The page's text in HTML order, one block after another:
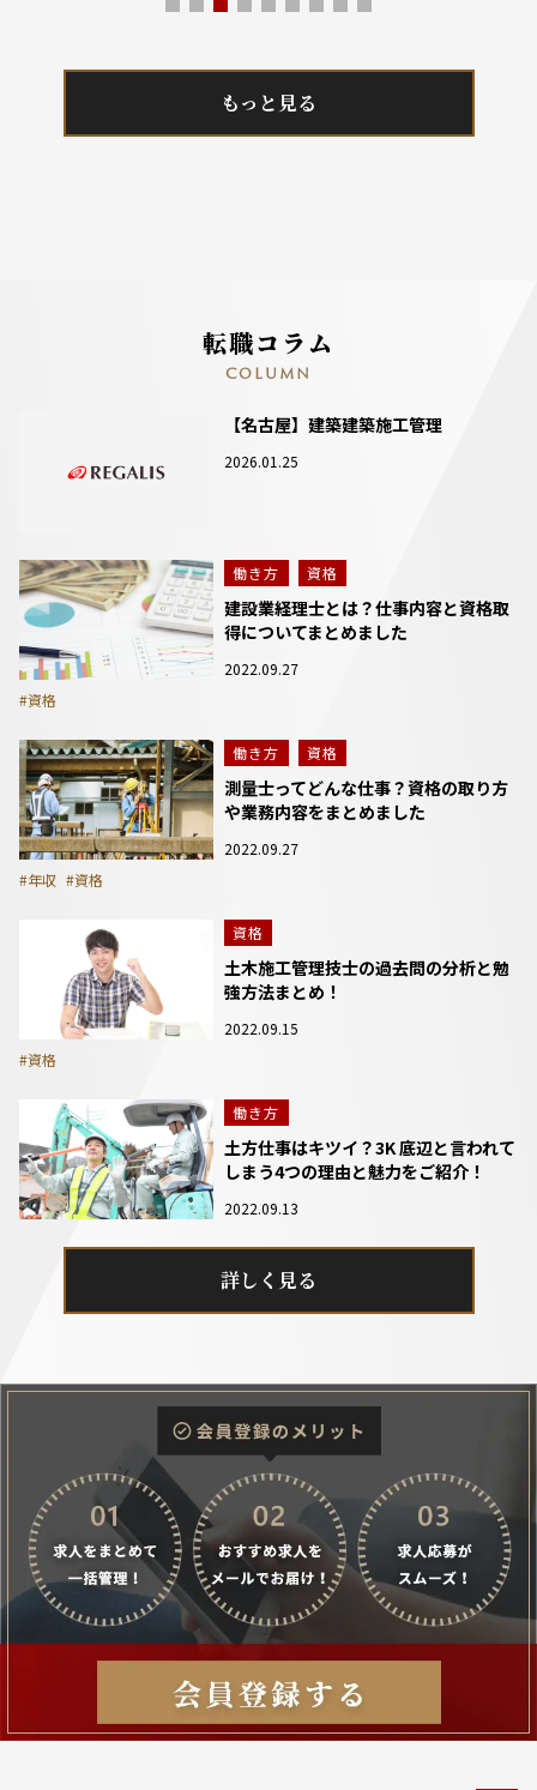
もっと見る
転職コラム
COLUMN
【名古屋】建築建築施工管理
2026.01.25
働き方 資格
建設業経理士とは？仕事内容と資格取
得についてまとめました
2022.09.27
#資格
働き方 資格
測量士ってどんな仕事？資格の取り方
や業務内容をまとめました
2022.09.27
#年収 #資格
資格
土木施工管理技士の過去問の分析と勉
強方法まとめ！
2022.09.15
#資格
働き方
土方仕事はキツイ？3K 底辺と言われて
しまう4つの理由と魅力をご紹介！
2022.09.13
詳しく見る